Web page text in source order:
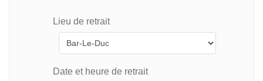
Lieu de retrait
Date et heure de retrait